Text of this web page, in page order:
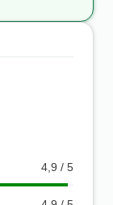
4,9 / 5